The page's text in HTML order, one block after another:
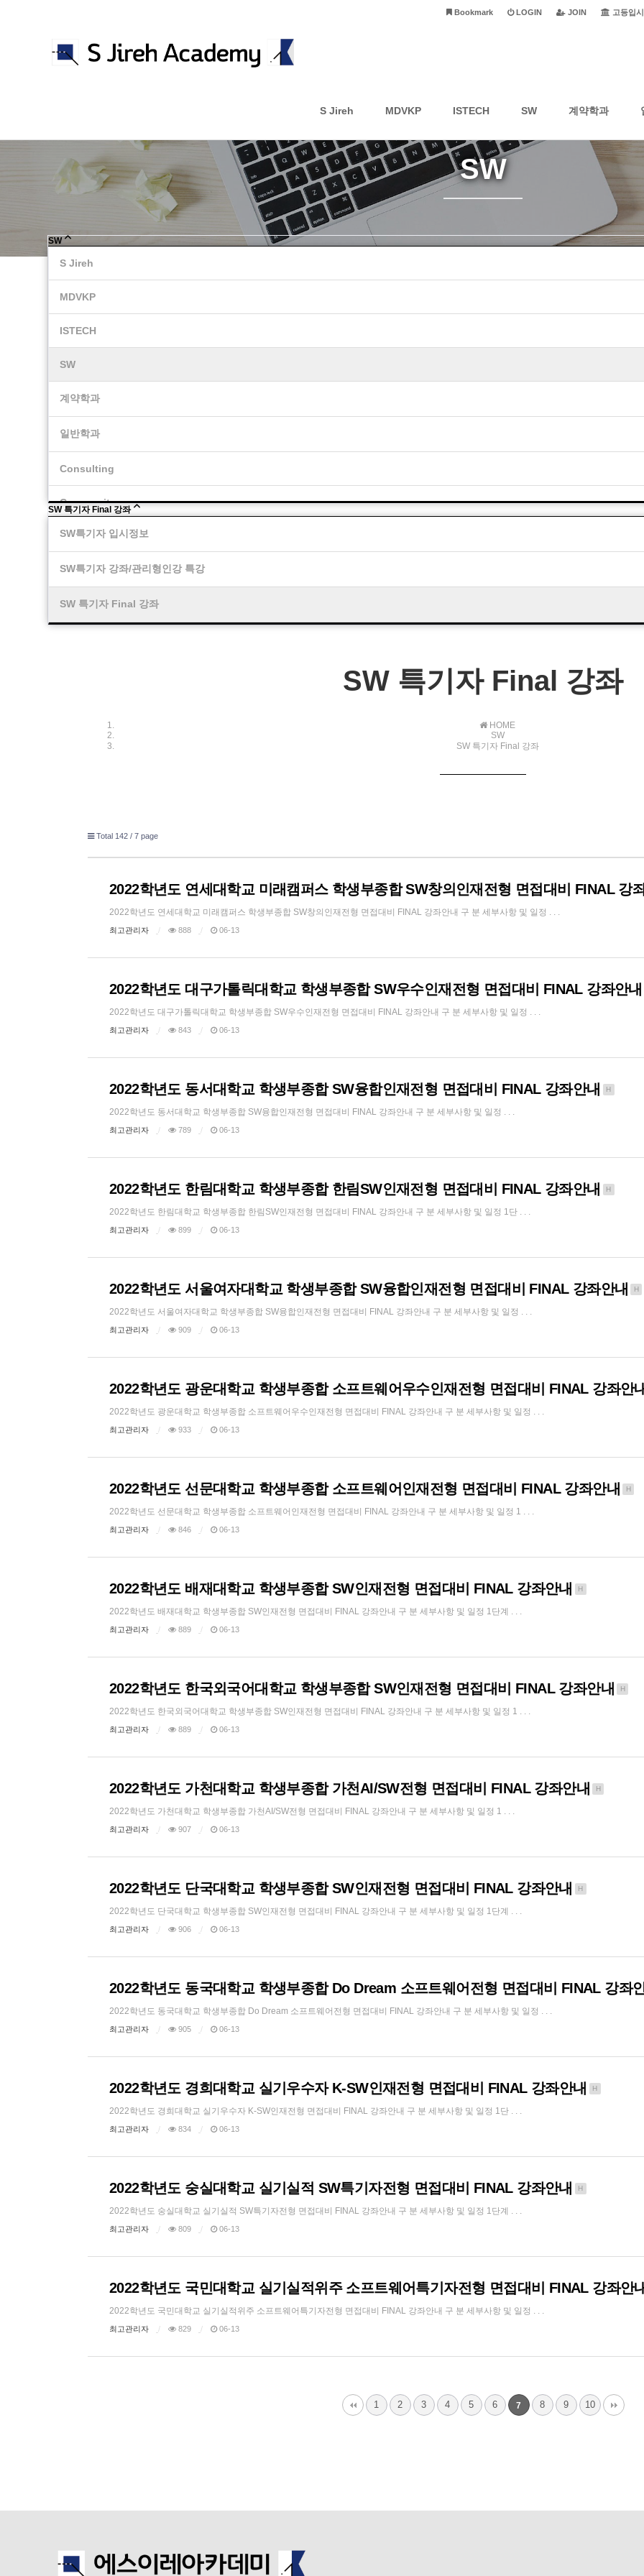
고등입시
JOIN
LOGIN
Bookmark
S Jireh MDVKP ISTECH SW 계약학과
SW
SW
S Jireh
MDVKP
ISTECH
SW
계약학과
일반학과
Consulting
Community
SW 특기자 Final 강좌
SW특기자 입시정보
SW특기자 강좌/관리형인강 특강
SW 특기자 Final 강좌
SW 특기자 Final 강좌
HOME
SW
SW 특기자 Final 강좌
Total 142 / 7 page
2022학년도 연세대학교 미래캠퍼스 학생부종합 SW창의인재전형 면접대비 FINAL 강
2022학년도 연세대학교 미래캠퍼스 학생부종합 SW창의인재전형 면접대비 FINAL 강좌안내 구 분 세부사항 및 일정 . . .
최고관리자 888 06-13
2022학년도 대구가톨릭대학교 학생부종합 SW우수인재전형 면접대비 FINAL 강좌안내
2022학년도 대구가톨릭대학교 학생부종합 SW우수인재전형 면접대비 FINAL 강좌안내 구 분 세부사항 및 일정 . . .
최고관리자 843 06-13
2022학년도 동서대학교 학생부종합 SW융합인재전형 면접대비 FINAL 강좌안내 H
2022학년도 동서대학교 학생부종합 SW융합인재전형 면접대비 FINAL 강좌안내 구 분 세부사항 및 일정 . . .
최고관리자 789 06-13
2022학년도 한림대학교 학생부종합 한림SW인재전형 면접대비 FINAL 강좌안내 H
2022학년도 한림대학교 학생부종합 한림SW인재전형 면접대비 FINAL 강좌안내 구 분 세부사항 및 일정 1단 . . .
최고관리자 899 06-13
2022학년도 서울여자대학교 학생부종합 SW융합인재전형 면접대비 FINAL 강좌안내 H
2022학년도 서울여자대학교 학생부종합 SW융합인재전형 면접대비 FINAL 강좌안내 구 분 세부사항 및 일정 . . .
최고관리자 909 06-13
2022학년도 광운대학교 학생부종합 소프트웨어우수인재전형 면접대비 FINAL 강좌안
2022학년도 광운대학교 학생부종합 소프트웨어우수인재전형 면접대비 FINAL 강좌안내 구 분 세부사항 및 일정 . . .
최고관리자 933 06-13
2022학년도 선문대학교 학생부종합 소프트웨어인재전형 면접대비 FINAL 강좌안내 H
2022학년도 선문대학교 학생부종합 소프트웨어인재전형 면접대비 FINAL 강좌안내 구 분 세부사항 및 일정 1 . . .
최고관리자 846 06-13
2022학년도 배재대학교 학생부종합 SW인재전형 면접대비 FINAL 강좌안내 H
2022학년도 배재대학교 학생부종합 SW인재전형 면접대비 FINAL 강좌안내 구 분 세부사항 및 일정 1단계 . . .
최고관리자 889 06-13
2022학년도 한국외국어대학교 학생부종합 SW인재전형 면접대비 FINAL 강좌안내 H
2022학년도 한국외국어대학교 학생부종합 SW인재전형 면접대비 FINAL 강좌안내 구 분 세부사항 및 일정 1 . . .
최고관리자 889 06-13
2022학년도 가천대학교 학생부종합 가천AI/SW전형 면접대비 FINAL 강좌안내 H
2022학년도 가천대학교 학생부종합 가천AI/SW전형 면접대비 FINAL 강좌안내 구 분 세부사항 및 일정 1 . . .
최고관리자 907 06-13
2022학년도 단국대학교 학생부종합 SW인재전형 면접대비 FINAL 강좌안내 H
2022학년도 단국대학교 학생부종합 SW인재전형 면접대비 FINAL 강좌안내 구 분 세부사항 및 일정 1단계 . . .
최고관리자 906 06-13
2022학년도 동국대학교 학생부종합 Do Dream 소프트웨어전형 면접대비 FINAL 강좌
2022학년도 동국대학교 학생부종합 Do Dream 소프트웨어전형 면접대비 FINAL 강좌안내 구 분 세부사항 및 일정 . . .
최고관리자 905 06-13
2022학년도 경희대학교 실기우수자 K-SW인재전형 면접대비 FINAL 강좌안내 H
2022학년도 경희대학교 실기우수자 K-SW인재전형 면접대비 FINAL 강좌안내 구 분 세부사항 및 일정 1단 . . .
최고관리자 834 06-13
2022학년도 숭실대학교 실기실적 SW특기자전형 면접대비 FINAL 강좌안내 H
2022학년도 숭실대학교 실기실적 SW특기자전형 면접대비 FINAL 강좌안내 구 분 세부사항 및 일정 1단계 . . .
최고관리자 809 06-13
2022학년도 국민대학교 실기실적위주 소프트웨어특기자전형 면접대비 FINAL 강좌안
2022학년도 국민대학교 실기실적위주 소프트웨어특기자전형 면접대비 FINAL 강좌안내 구 분 세부사항 및 일정 . . .
최고관리자 829 06-13
1 2 3 4 5 6 7 8 9 10